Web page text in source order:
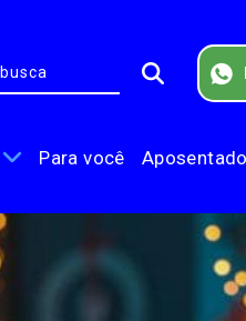
Para você